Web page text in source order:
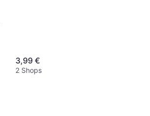
3,99 €
2 Shops